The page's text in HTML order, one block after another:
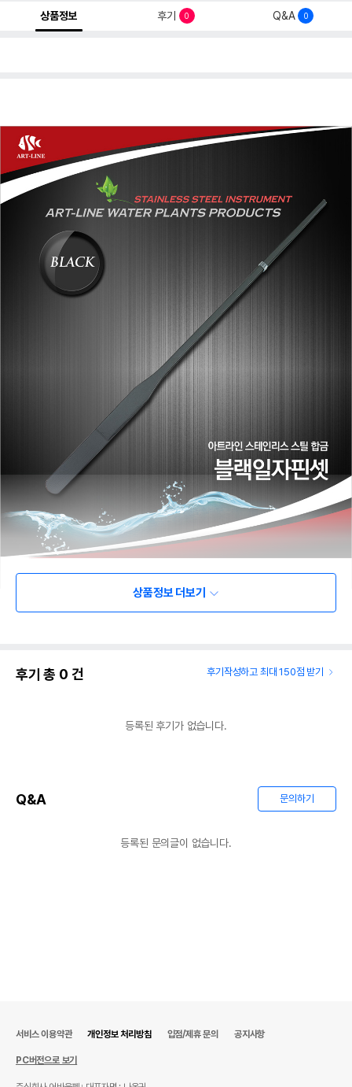
상품정보 후기 0 Q&A 0
상품정보 더보기
후기 총 0 건 후기작성하고 최대 150점 받기
등록된 후기가 없습니다.
Q&A 문의하기
등록된 문의글이 없습니다.
서비스 이용약관 개인정보 처리방침 입점/제휴 문의 공지사항
PC버전으로 보기